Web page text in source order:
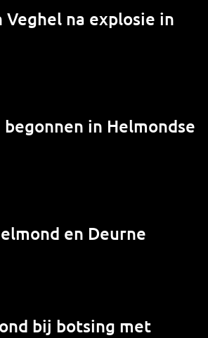
na explosie in
in Helmondse
en Deurne
bij botsing met